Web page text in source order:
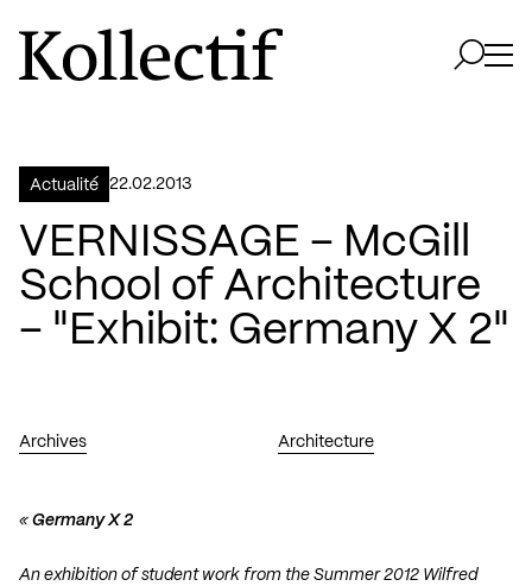
Aller à la page d'accueil
Logo Kollectif
Actualité 22.02.2013
VERNISSAGE – McGill
School of Architecture
– "Exhibit: Germany X 2"
Archives Architecture
« Germany X 2
An exhibition of student work from the Summer 2012 Wilfred